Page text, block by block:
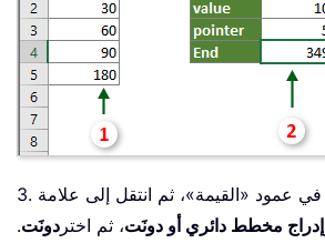
3. حدد الأرقام في عمود «القيمة»، ثم انتقل إلى علامة
إدراج مخطط دائري أو دونَت، ثم اختر دونَت.